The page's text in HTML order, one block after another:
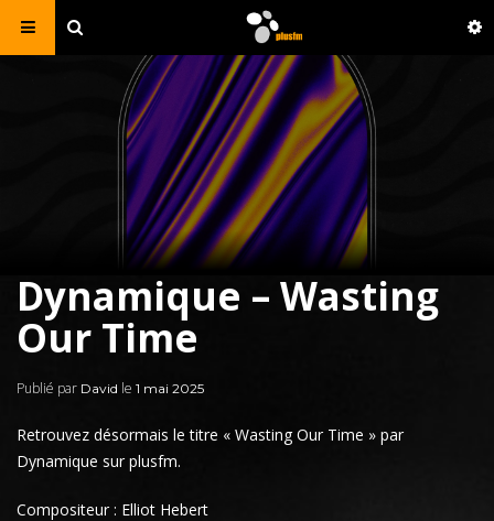
Dynamique – Wasting
Our Time
Publié par David le 1 mai 2025
Retrouvez désormais le titre « Wasting Our Time » par
Dynamique sur plusfm.
Compositeur : Elliot Hebert